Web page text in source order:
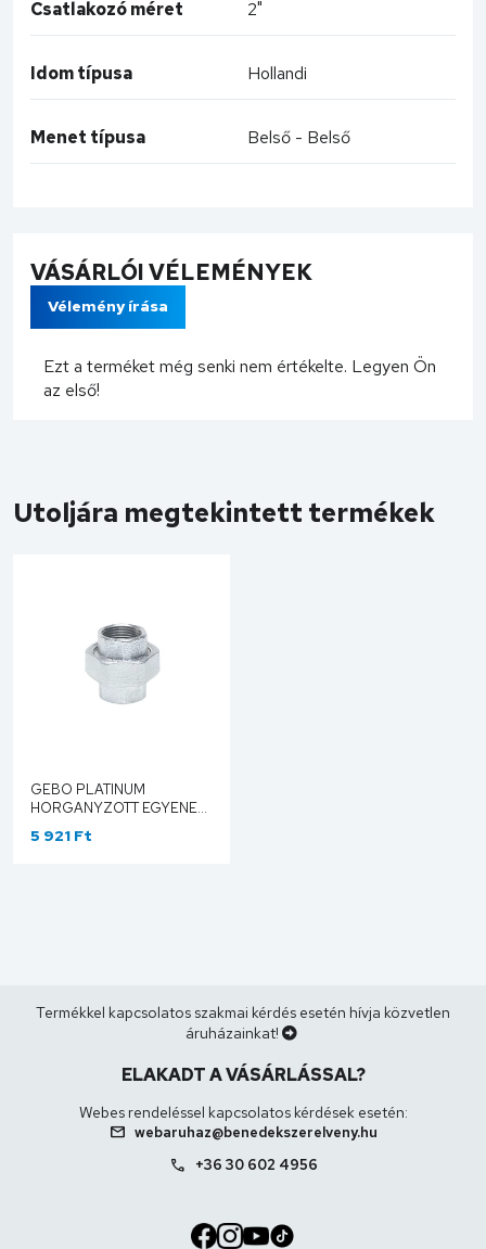
Csatlakozó méret 2"
Idom típusa Hollandi
Menet típusa Belső - Belső
VÁSÁRLÓI VÉLEMÉNYEK
Vélemény írása
Ezt a terméket még senki nem értékelte. Legyen Ön
az első!
Utoljára megtekintett termékek
GEBO PLATINUM
HORGANYZOTT EGYENES,
LAPOSAN TÖMÍTŐ
HOLLANDER BB 2" 330-
5 921 Ft
Termékkel kapcsolatos szakmai kérdés esetén hívja közvetlen
áruházainkat!
ELAKADT A VÁSÁRLÁSSAL?
Webes rendeléssel kapcsolatos kérdések esetén:
mail webaruhaz@benedekszerelveny.hu
call +36 30 602 4956